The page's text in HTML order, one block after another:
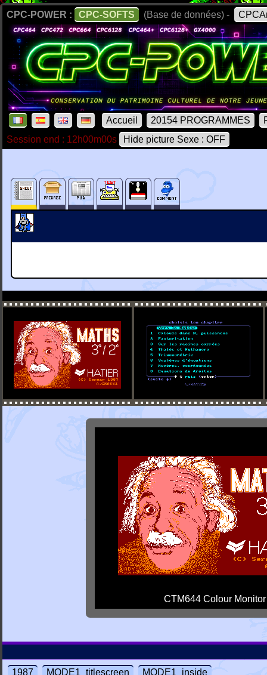
CPC-POWER : CPC-SOFTS (Base de données) -
Accueil 20154 PROGRAMMES
Session end : 12h00m00s
Hide picture Sexe : OFF
CTM644 Colour Monitor
1987 MODE1_titlescreen MODE1_inside